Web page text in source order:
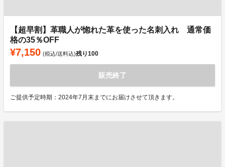
【超早割】革職人が惚れた革を使った名刺入れ 通常価
格の35％OFF
¥7,150 (税込/送料込)残り100
販売終了
ご提供予定時期：2024年7月末までにお届けさせて頂きます。